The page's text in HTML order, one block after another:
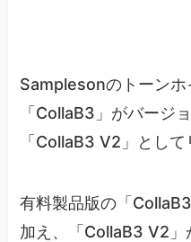
Samplesonのトーンホ
「CollaB3」がバージ
「CollaB3 V2」として
有料製品版の「
加え、「CollaB3 V2」